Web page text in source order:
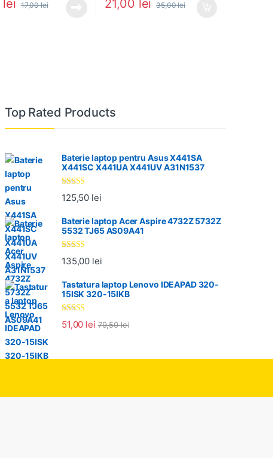
lei 17,00lei 21,00 lei 35,00lei
Top Rated Products
Baterie laptop pentru Asus X441SA
X441SC X441UA X441UV A31N1537
Evaluat la
5.00din 5
125,50 lei
Baterie laptop Acer Aspire 4732Z 5732Z
5532 TJ65 AS09A41
Evaluat la
5.00din 5
135,00 lei
Tastatura laptop Lenovo IDEAPAD 320-
15ISK 320-15IKB
Evaluat la
5.00din 5
51,00 lei 79,50lei